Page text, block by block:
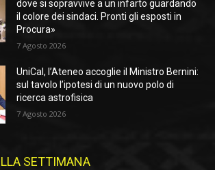
dove si sopravvive a un infarto guardando
il colore dei sindaci. Pronti gli esposti in
Procura»
7 Agosto 2026
UniCal, l’Ateneo accoglie il Ministro Bernini:
sul tavolo l’ipotesi di un nuovo polo di
ricerca astrofisica
7 Agosto 2026
SETTIMANA